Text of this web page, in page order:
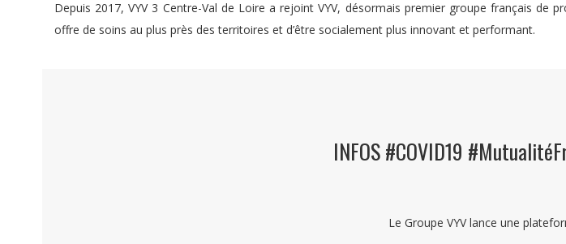
Depuis 2017, VYV 3 Centre-Val de Loire a rejoint VYV, désormais premier groupe français
offre de soins au plus près des territoires et d’être socialement plus innovant et performant.
INFOS #COVID19
Le Groupe VYV lance une